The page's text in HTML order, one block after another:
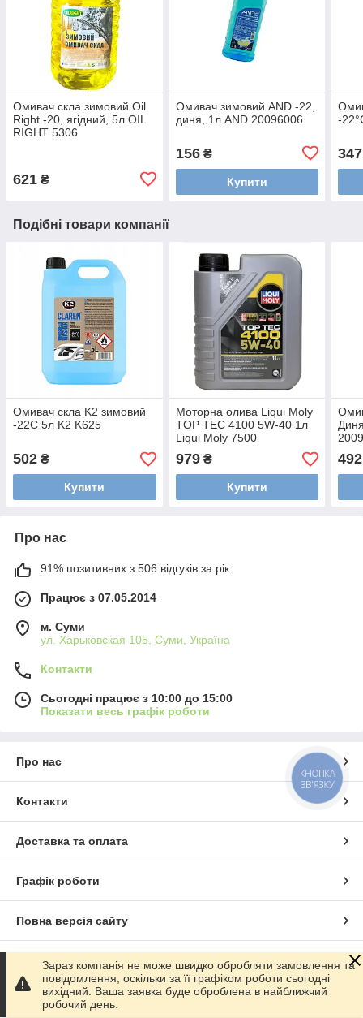
Омивач скла зимовий Oil
Right -20, ягідний, 5л OIL
RIGHT 5306
621 ₴
Омивач зимовий AND -22,
диня, 1л AND 20096006
156₴
Купити
-
347
Подібні товари компанії
Омивач скла K2 зимовий
-22С 5л K2 K625
502 ₴
Купити
Моторна олива Liqui Moly
TOP TEC 4100 5W-40 1л
Liqui Moly 7500
979₴
Купити
492
Про нас
91% позитивних з 506 відгуків за рік
Працює з 07.05.2014
м. Суми
ул. Харьковская 105, Суми, Україна
Контакти
Сьогодні працює з 10:00 до 15:00
Показати весь графік роботи
Про нас
Контакти
Доставка та оплата
Графік роботи
Повна версія сайту
Сайт створено на маркетплейсіProm.ua
Політика конфіденційності
Зараз компанія не може швидко обробляти замовлення та
повідомлення, оскільки за її графіком роботи сьогодні
вихідний. Ваша заявка буде оброблена в найближчий
робочий день.
КНОПКА
ЗВ'ЯЗКУ